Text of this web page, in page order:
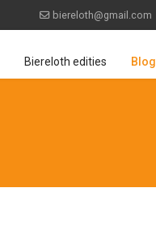
biereloth@gmail.com
Biereloth edities Blog